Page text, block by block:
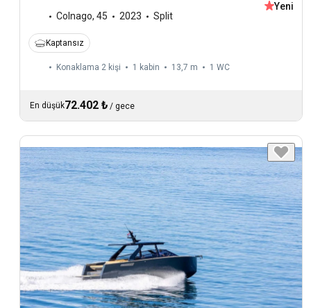
Colnago, 45 2023 Split
Yeni
Kaptansız
Konaklama 2 kişi 1 kabin 13,7 m 1 WC
En düşük72.402 ₺ / gece